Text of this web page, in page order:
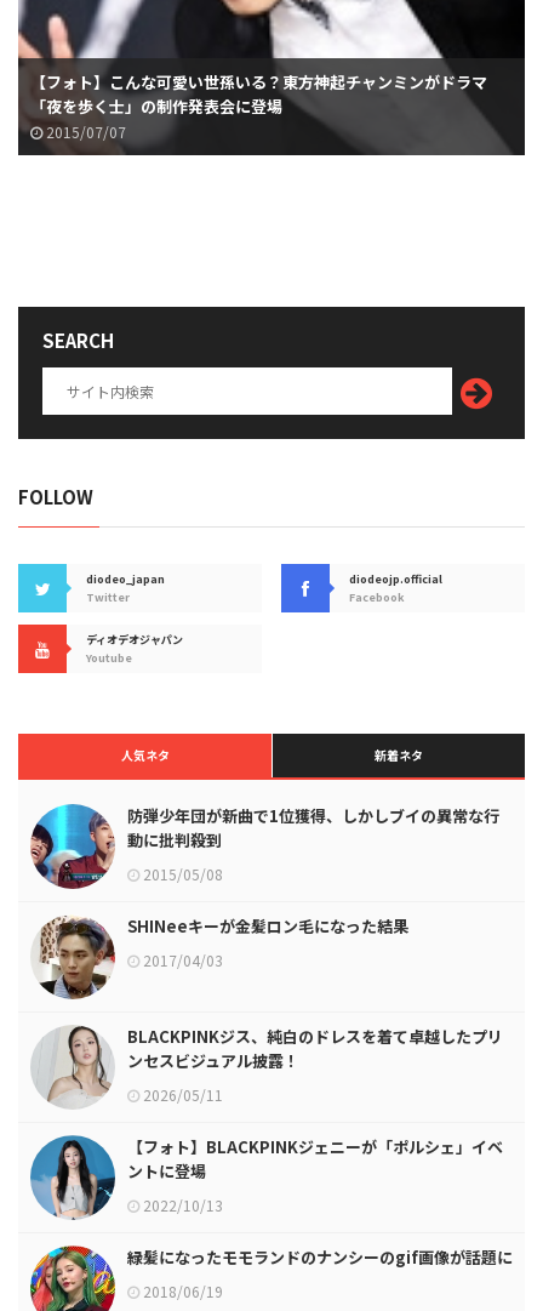
【フォト】こんな可愛い世孫いる？東方神起チャンミンがドラマ
「夜を歩く士」の制作発表会に登場
2015/07/07
SEARCH
FOLLOW
diodeo_japan
Twitter
diodeojp.official
Facebook
ディオデオジャパン
Youtube
人気ネタ 新着ネタ
防弾少年団が新曲で1位獲得、しかしブイの異常な行
動に批判殺到
2015/05/08
SHINeeキーが金髪ロン毛になった結果
2017/04/03
BLACKPINKジス、純白のドレスを着て卓越したプリ
ンセスビジュアル披露！
2026/05/11
【フォト】BLACKPINKジェニーが「ポルシェ」イベ
ントに登場
2022/10/13
緑髪になったモモランドのナンシーのgif画像が話題に
2018/06/19